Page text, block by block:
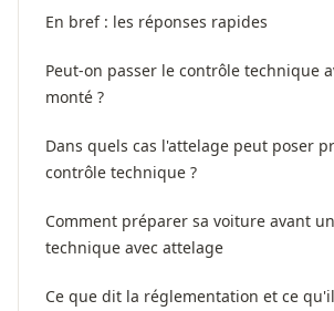
En bref : les réponses rapides
Peut-on passer le contrôle technique
monté ?
Dans quels cas l'attelage peut poser
contrôle technique ?
Comment préparer sa voiture avant
technique avec attelage
Ce que dit la réglementation et ce